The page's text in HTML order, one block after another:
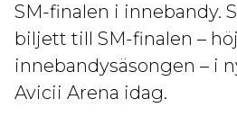
SM-finalen i innebandy.
biljett till SM-finalen –
innebandysäsongen – i
Avicii Arena idag.